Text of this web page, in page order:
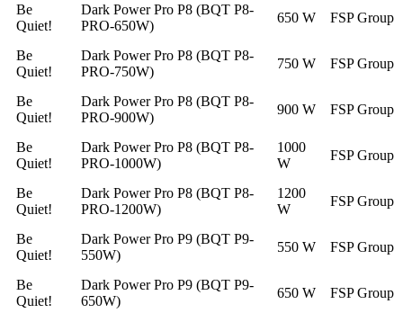
Be
Quiet!
Dark Power Pro P8 (BQT P8-
PRO-650W)
650 W FSP Group
Be
Quiet!
Dark Power Pro P8 (BQT P8-
PRO-750W)
750 W FSP Group
Be
Quiet!
Dark Power Pro P8 (BQT P8-
PRO-900W)
900 W FSP Group
Be
Quiet!
Dark Power Pro P8 (BQT P8-
PRO-1000W)
1000
W
FSP Group
Be
Quiet!
Dark Power Pro P8 (BQT P8-
PRO-1200W)
1200
W
FSP Group
Be
Quiet!
Dark Power Pro P9 (BQT P9-
550W)
550 W FSP Group
Be
Quiet!
Dark Power Pro P9 (BQT P9-
650W)
650 W FSP Group